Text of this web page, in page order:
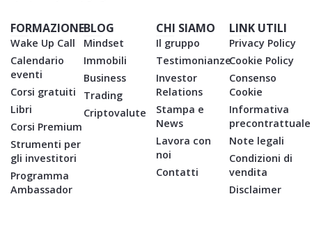
FORMAZIONE
Wake Up Call
Calendario
eventi
Corsi gratuiti
Libri
Corsi Premium
Strumenti per
gli investitori
Programma
Ambassador
BLOG
Mindset
Immobili
Business
Trading
Criptovalute
CHI SIAMO
Il gruppo
Testimonianze
Investor
Relations
Stampa e
News
Lavora con
noi
Contatti
LINK UTILI
Privacy Policy
Cookie Policy
Consenso
Cookie
Informativa
precontrattuale
Note legali
Condizioni di
vendita
Disclaimer